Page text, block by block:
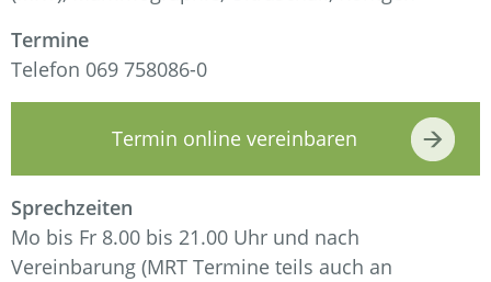
Termine
Telefon 069 758086-0
Termin online vereinbaren
Sprechzeiten
Mo bis Fr 8.00 bis 21.00 Uhr und nach
Vereinbarung (MRT Termine teils auch an